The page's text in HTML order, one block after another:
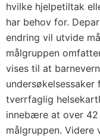
hvilke hjelpetiltak
har behov for.
endring vil utvide
målgruppen
vises til at
undersøkelsessaker
tverrfaglig
innebære at over
målgruppen. Videre